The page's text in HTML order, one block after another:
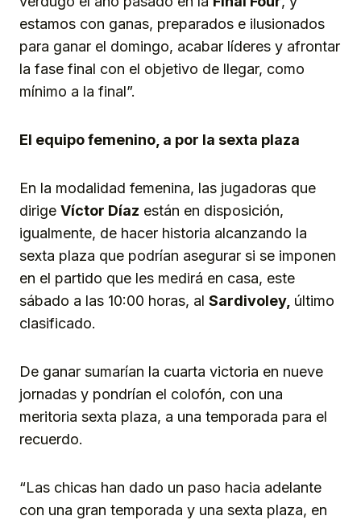
estamos con ganas, preparados e ilusionados
para ganar el domingo, acabar líderes y afrontar
la fase final con el objetivo de llegar, como
mínimo a la final”.
El equipo femenino, a por la sexta plaza
En la modalidad femenina, las jugadoras que
dirige Víctor Díaz están en disposición,
igualmente, de hacer historia alcanzando la
sexta plaza que podrían asegurar si se imponen
en el partido que les medirá en casa, este
sábado a las 10:00 horas, al Sardivoley, último
clasificado.
De ganar sumarían la cuarta victoria en nueve
jornadas y pondrían el colofón, con una
meritoria sexta plaza, a una temporada para el
recuerdo.
“Las chicas han dado un paso hacia adelante
con una gran temporada y una sexta plaza, en